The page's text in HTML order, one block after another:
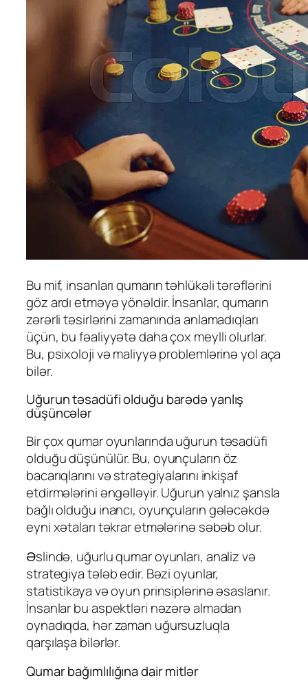
Bu mif, insanları qumarın təhlükəli tərəflərini
göz ardı etməyə yönəldir. İnsanlar, qumarın
zərərli təsirlərini zamanında anlamadıqları
üçün, bu fəaliyyətə daha çox meylli olurlar.
Bu, psixoloji və maliyyə problemlərinə yol aça
bilər.
Uğurun təsadüfi olduğu barədə yanlış
düşüncələr
Bir çox qumar oyunlarında uğurun təsadüfi
olduğu düşünülür. Bu, oyunçuların öz
bacarıqlarını və strategiyalarını inkişaf
etdirmələrini əngəlləyir. Uğurun yalnız şansla
bağlı olduğu inancı, oyunçuların gələcəkdə
eyni xətaları təkrar etmələrinə səbəb olur.
Əslində, uğurlu qumar oyunları, analiz və
strategiya tələb edir. Bəzi oyunlar,
statistikaya və oyun prinsiplərinə əsaslanır.
İnsanlar bu aspektləri nəzərə almadan
oynadıqda, hər zaman uğursuzluqla
qarşılaşa bilərlər.
Qumar bağımlılığına dair mitlər